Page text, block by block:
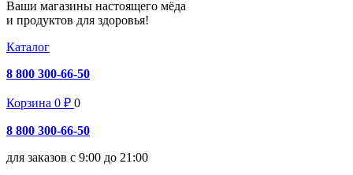
Ваши магазины настоящего мёда
и продуктов для здоровья!
Каталог
8 800 300-66-50
Корзина 0 ₽ 0
8 800 300-66-50
для заказов с 9:00 до 21:00